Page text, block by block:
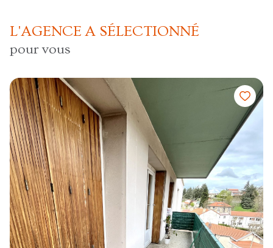
L'AGENCE A SÉLECTIONNÉ
pour vous